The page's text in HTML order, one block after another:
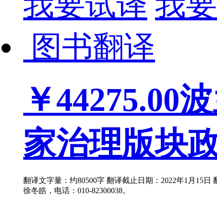
图书翻译
￥44275.00
家治理版块
翻译文字量：约80500字 翻译截止日期：2022年1月15
徐冬皓，电话：010-82300038。